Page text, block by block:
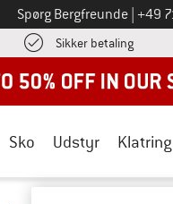
Spørg Bergfreunde Ring
+49
Sikker betalingFind
Sko Udstyr Klatring